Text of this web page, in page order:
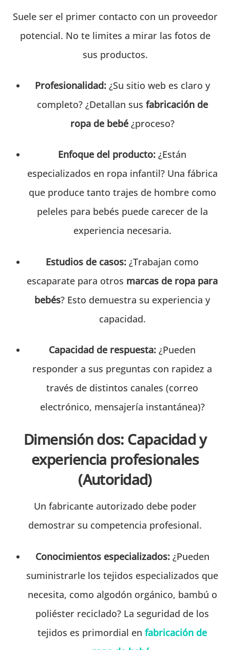
Suele ser el primer contacto con un proveedor
potencial. No te limites a mirar las fotos de
sus productos.
Profesionalidad:¿Su sitio web es claro y
completo? ¿Detallan sus fabricación de
ropa de bebé¿proceso?
Enfoque del producto: ¿Están
especializados en ropa infantil? Una fábrica
que produce tanto trajes de hombre como
peleles para bebés puede carecer de la
experiencia necesaria.
Estudios de casos: ¿Trabajan como
escaparate para otros marcas de ropa para
bebés? Esto demuestra su experiencia y
capacidad.
Capacidad de respuesta: ¿Pueden
responder a sus preguntas con rapidez a
través de distintos canales (correo
electrónico, mensajería instantánea)?
Dimensión dos: Capacidad y
experiencia profesionales
(Autoridad)
Un fabricante autorizado debe poder
demostrar su competencia profesional.
Conocimientos especializados:¿Pueden
suministrarle los tejidos especializados que
necesita, como algodón orgánico, bambú o
poliéster reciclado? La seguridad de los
tejidos es primordial enfabricación de